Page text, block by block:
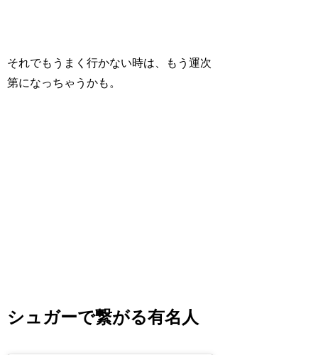
それでもうまく行かない時は、もう運次
第になっちゃうかも。
シュガーで繋がる有名人